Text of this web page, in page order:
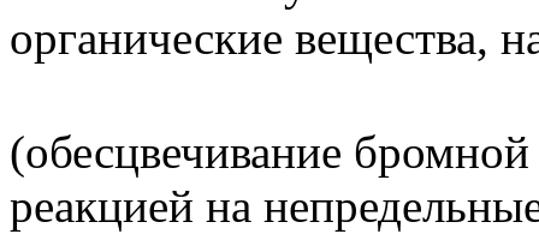
органические вещества,
(обесцвечивание
реакцией на